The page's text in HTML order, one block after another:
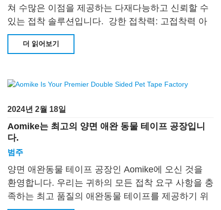
쳐 수많은 이점을 제공하는 다재다능하고 신뢰할 수
있는 접착 솔루션입니다. 강한 접착력: 고접착력 아
크릴의 주요 장점 중 하나
더 읽어보기
2024년 2월 18일
Aomike는 최고의 양면 애완 동물 테이프 공장입니
다.
범주
양면 애완동물 테이프 공장인 Aomike에 오신 것을
환영합니다. 우리는 귀하의 모든 접착 요구 사항을 충
족하는 최고 품질의 애완동물 테이프를 제공하기 위